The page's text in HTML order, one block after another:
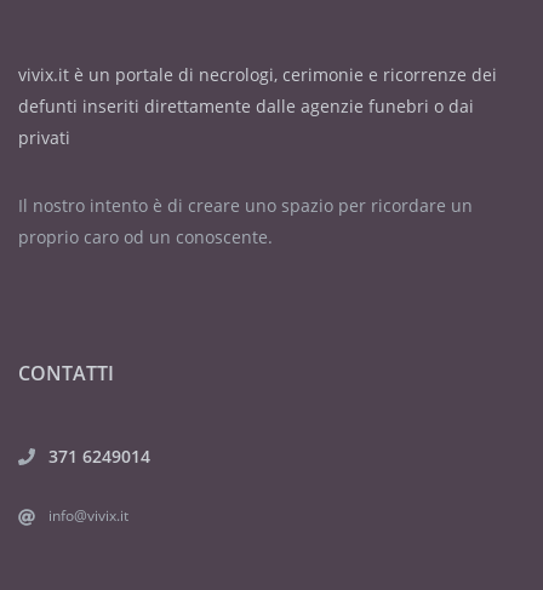
vivix.it è un portale di necrologi, cerimonie e ricorrenze dei
defunti inseriti direttamente dalle agenzie funebri o dai
privati
Il nostro intento è di creare uno spazio per ricordare un
proprio caro od un conoscente.
CONTATTI
371 6249014
info@vivix.it